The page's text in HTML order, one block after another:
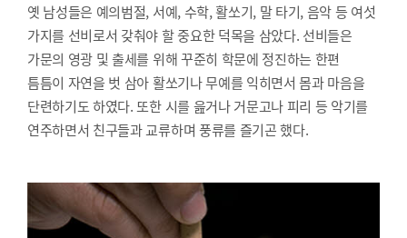
옛 남성들은 예의범절, 서예, 수학, 활쏘기, 말 타기, 음악 등 여섯
가지를 선비로서 갖춰야 할 중요한 덕목을 삼았다. 선비들은
가문의 영광 및 출세를 위해 꾸준히 학문에 정진하는 한편
틈틈이 자연을 벗 삼아 활쏘기나 무예를 익히면서 몸과 마음을
단련하기도 하였다. 또한 시를 읊거나 거문고나 피리 등 악기를
연주하면서 친구들과 교류하며 풍류를 즐기곤 했다.